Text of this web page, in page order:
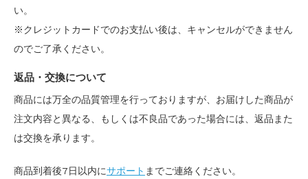
い。
※クレジットカードでのお支払い後は、キャンセルができません
のでご了承ください。
返品・交換について
商品には万全の品質管理を行っておりますが、お届けした商品が
注文内容と異なる、もしくは不良品であった場合には、返品また
は交換を承ります。
商品到着後7日以内にサポート までご連絡ください。